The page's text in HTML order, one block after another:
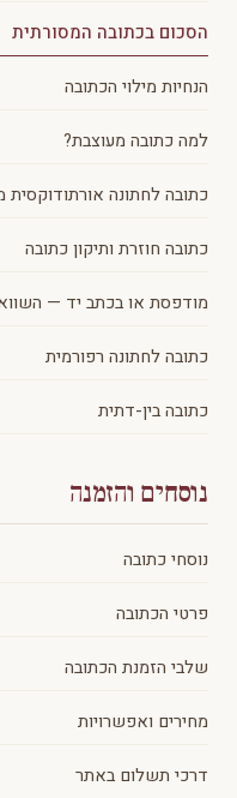
הסכום בכתובה המסורתית
הנחיות מילוי הכתובה
למה כתובה מעוצבת?
כתובה לחתונה אורתודוקסית
כתובה חוזרת ותיקון כתובה
מודפסת או בכתב יד —
כתובה לחתונה רפורמית
כתובה בין-דתית
נוסחים והזמנה
נוסחי כתובה
פרטי הכתובה
שלבי הזמנת הכתובה
מחירים ואפשרויות
דרכי תשלום באתר